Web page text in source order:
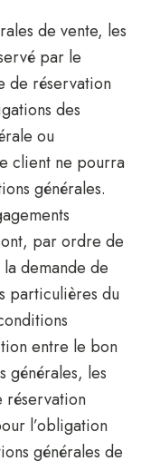
de vente, les
par le
de réservation
des
ou
client ne pourra
générales.
par ordre de
demande de
particulières du
entre le bon
générales, les
réservation
l’obligation
générales de